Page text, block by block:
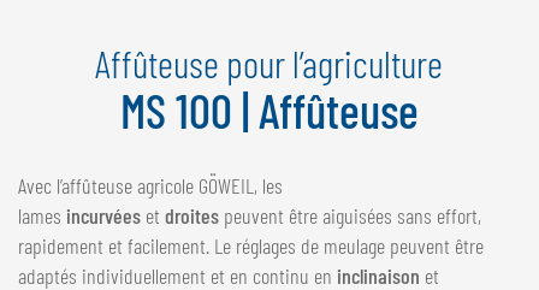
GÖWEIL Schweiz
DEUTSCH
FRANÇAIS
Affûteuse pour l’agriculture
MS 100 | Affûteuse
Avec l’affûteuse agricole GÖWEIL, les
lames incurvées et droites peuvent être aiguisées sans effort,
rapidement et facilement. Le réglages de meulage peuvent être
adaptés individuellement et en continu en inclinaison et